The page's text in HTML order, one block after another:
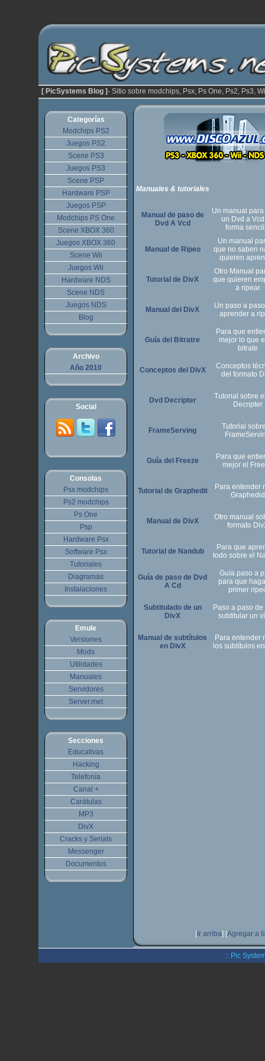
[ PicSystems Blog ]- Sitio sobre modchips, Psx, Ps One, Ps2, Ps3,
Categorías
Modchips PS2
Juegos PS2
Scene PS3
Juegos PS3
Scene PSP
Hardware PSP
Juegos PSP
Modchips PS One
Scene XBOX 360
Juegos XBOX 360
Scene Wii
Juegos Wii
Hardware NDS
Scene NDS
Juegos NDS
Blog
Archivo
Año 2010
Social
Consolas
Psx modchips
Ps2 modchips
Ps One
Psp
Hardware Psx
Software Psx
Tutoriales
Diagramas
Instalaciones
Emule
Versiones
Mods
Utilidades
Manuales
Servidores
Server.met
Secciones
Educativas
Hacking
Telefonía
Canal +
Carátulas
MP3
DivX
Cracks y Serials
Messenger
Documentos
Manuales & tutoriales
Manual de paso de
Dvd A Vcd
Un manual
un Dvd a
forma
Manual de Ripeo
Un manual
que no saben
quieren
Tutorial de DivX
Otro Manual
que quieren
a ripear
Manual del DivX
Un paso a
aprender a
Guía del Bitratre
Para que
mejor lo que
bitrate
Conceptos del DivX
Conceptos
del formato
Dvd Decripter
Tutorial sobre
Decripter
FrameServing
Tutorial
Guía del Freeze
Para que
mejor el
Tutorial de Graphedit
Para entender
Graphedid
Manual de DivX
Otro manual
formato
Tutorial de Nandub
Para que
todo sobre el
Guía de paso de Dvd
A Cd
Guía paso a
para que
primer
Subtitulado de un
DivX
Paso a paso de
subtitular un
Manual de subtítulos
en DivX
Para entender
los subtítulos
[ Ir arriba] [Agregar a
:: Pic